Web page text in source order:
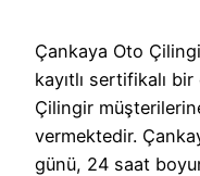
Çankaya Oto
kayıtlı sertifikalı
Çilingir
vermektedir.
günü, 24 saat